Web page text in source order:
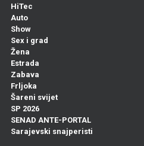
HiTec
Auto
Show
Sex i grad
Žena
Estrada
Zabava
Frljoka
Šareni svijet
SP 2026
SENAD ANTE-PORTAL
Sarajevski snajperisti